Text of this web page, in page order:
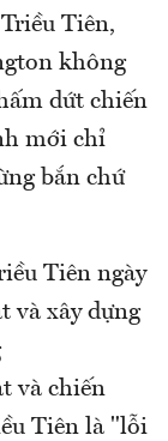
Tiên,
không
dứt chiến
mới chỉ
bắn chứ
Tiên ngày
và xây dựng
và chiến
Tiên là "lỗi